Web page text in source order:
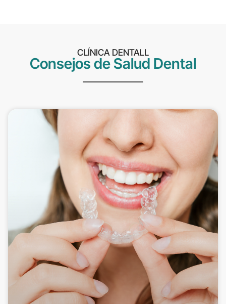
CLÍNICA DENTALL
Consejos de Salud Dental